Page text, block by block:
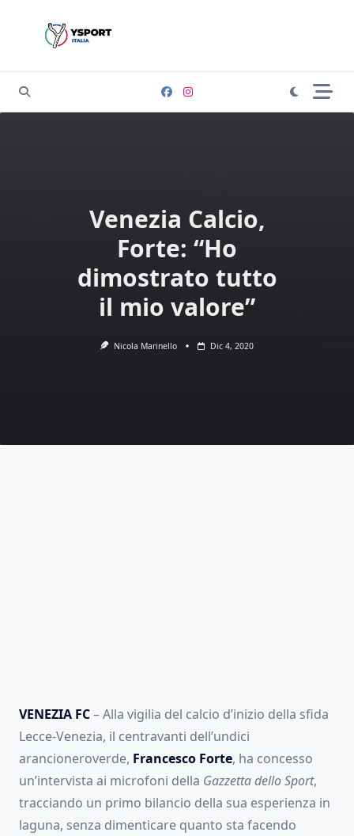
Venezia Calcio,
Forte: “Ho
dimostrato tutto
il mio valore”
Nicola Marinello Dic 4, 2020
VENEZIA FC– Alla vigilia del calcio d’inizio della sfida
Lecce-Venezia, il centravanti dell’undici
arancioneroverde, Francesco Forte, ha concesso
un’intervista ai microfoni della Gazzetta dello Sport,
tracciando un primo bilancio della sua esperienza in
laguna, senza dimenticare quanto sta facendo